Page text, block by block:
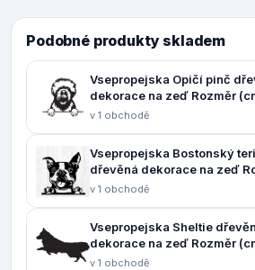
Podobné produkty skladem
Vsepropejska Opičí pinč
dekorace na zeď Rozměr
v 1 obchodě
Vsepropejska Bostonský
dřevěná dekorace na zeď
(cm): 37 x 38
v 1 obchodě
Vsepropejska Sheltie
dekorace na zeď Rozměr
v 1 obchodě